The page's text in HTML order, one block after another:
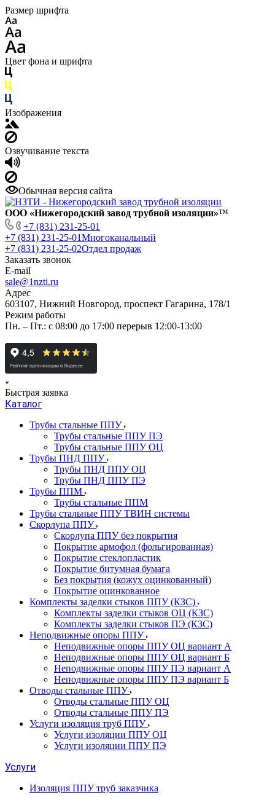
Размер шрифта
Цвет фона и шрифта
Изображения
Озвучивание текста
Обычная версия сайта
ООО «Нижегородский завод трубной изоляции»™
+7 (831) 231-25-01
+7 (831) 231-25-01Многоканальный
+7 (831) 231-25-02Отдел продаж
Заказать звонок
E-mail
sale@1nzti.ru
Адрес
603107, Нижний Новгород, проспект Гагарина, 178/1
Режим работы
Пн. – Пт.: с 08:00 до 17:00 перерыв 12:00-13:00
Быстрая заявка
Каталог
Трубы стальные ППУ
Трубы стальные ППУ ПЭ
Трубы стальные ППУ ОЦ
Трубы ПНД ППУ
Трубы ПНД ППУ ОЦ
Трубы ПНД ППУ ПЭ
Трубы ППМ
Трубы стальные ППМ
Трубы стальные ППУ ТВИН системы
Скорлупа ППУ
Скорлупа ППУ без покрытия
Покрытие армофол (фольгированная)
Покрытие стеклопластик
Покрытие битумная бумага
Без покрытия (кожух оцинкованный)
Покрытие оцинкованное
Комплекты заделки стыков ППУ (КЗС)
Комплекты заделки стыков ОЦ (КЗС)
Комплекты заделки стыков ПЭ (КЗС)
Неподвижные опоры ППУ
Неподвижные опоры ППУ ОЦ вариант А
Неподвижные опоры ППУ ОЦ вариант Б
Неподвижные опоры ППУ ПЭ вариант А
Неподвижные опоры ППУ ПЭ вариант Б
Отводы стальные ППУ
Отводы стальные ППУ ОЦ
Отводы стальные ППУ ПЭ
Услуги изоляция труб ППУ
Услуги изоляции ППУ ОЦ
Услуги изоляции ППУ ПЭ
Услуги
Изоляция ППУ труб заказчика